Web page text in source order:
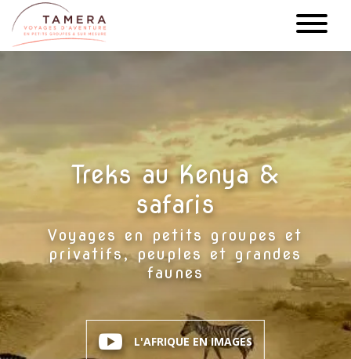
Aller
au
contenu
Treks au Kenya &
safaris
Voyages en petits groupes et
privatifs, peuples et grandes
faunes
L'AFRIQUE EN IMAGES